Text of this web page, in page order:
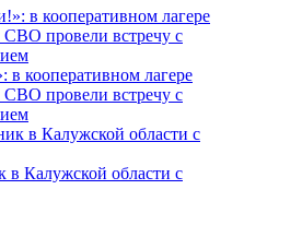
в кооперативном лагере
СВО провели встречу с
в Калужской области с